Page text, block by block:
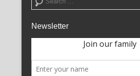
Newsletter